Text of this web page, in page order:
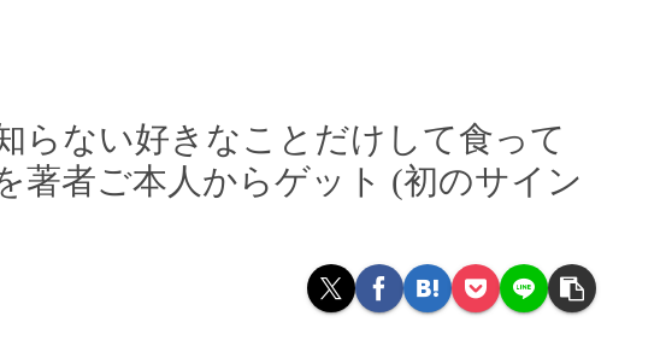
らない好きなことだけして食って
著者ご本人からゲット (初のサイン